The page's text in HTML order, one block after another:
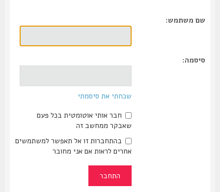
שם משתמש:
סיסמה:
שכחתי את סיסמתי
חבר אותי אוטומטית בכל פעם
שאבקר ממחשב זה
בהתחברות זו אל תאפשר למשתמשים
אחרים לראות אם אני מחובר